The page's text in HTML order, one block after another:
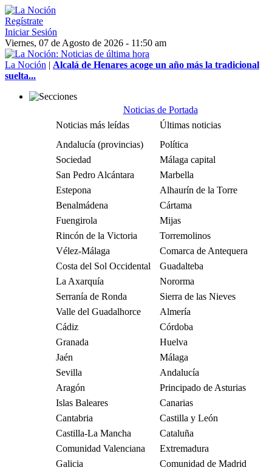
Regístrate
Iniciar Sesión
Viernes, 07 de Agosto de 2026 - 11:50 am
La Noción | Alcalá de Henares acoge un año más la tradicional
suelta...
Noticias de Portada
Noticias más leídas
Últimas noticias
Andalucía (provincias)
Política
Sociedad
Málaga capital
San Pedro Alcántara
Marbella
Estepona
Alhaurín de la Torre
Benalmádena
Cártama
Fuengirola
Mijas
Rincón de la Victoria
Torremolinos
Vélez-Málaga
Comarca de Antequera
Costa del Sol Occidental
Guadalteba
La Axarquía
Nororma
Serranía de Ronda
Sierra de las Nieves
Valle del Guadalhorce
Almería
Cádiz
Córdoba
Granada
Huelva
Jaén
Málaga
Sevilla
Andalucía
Aragón
Principado de Asturias
Islas Baleares
Canarias
Cantabria
Castilla y León
Castilla-La Mancha
Cataluña
Comunidad Valenciana
Extremadura
Galicia
Comunidad de Madrid